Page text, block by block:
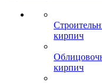
кирпич
кирпич